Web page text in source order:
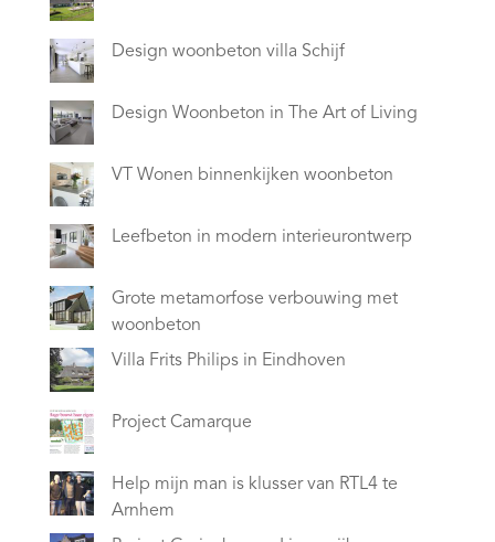
Design woonbeton villa Schijf
Design Woonbeton in The Art of Living
VT Wonen binnenkijken woonbeton
Leefbeton in modern interieurontwerp
Grote metamorfose verbouwing met
woonbeton
Villa Frits Philips in Eindhoven
Project Camarque
Help mijn man is klusser van RTL4 te
Arnhem